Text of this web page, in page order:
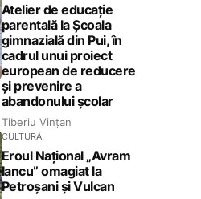
Atelier de educație
parentală la Școala
gimnazială din Pui, în
cadrul unui proiect
european de reducere
și prevenire a
abandonului școlar
Tiberiu Vințan
CULTURĂ
Eroul Național „Avram
Iancu” omagiat la
Petroșani și Vulcan